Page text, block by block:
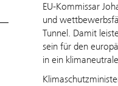
EU-Kommissar
und
Tunnel. Damit
sein für den
in ein